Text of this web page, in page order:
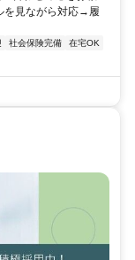
を見ながら対応→履
社会保険完備
在宅OK